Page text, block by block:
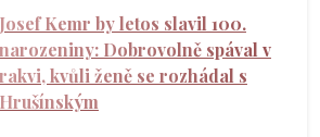
Josef Kemr by letos slavil 100.
narozeniny: Dobrovolně spával v
rakvi, kvůli ženě se rozhádal s
Hrušínským